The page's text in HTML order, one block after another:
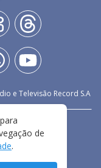
e Televisão Record S.A
de
.